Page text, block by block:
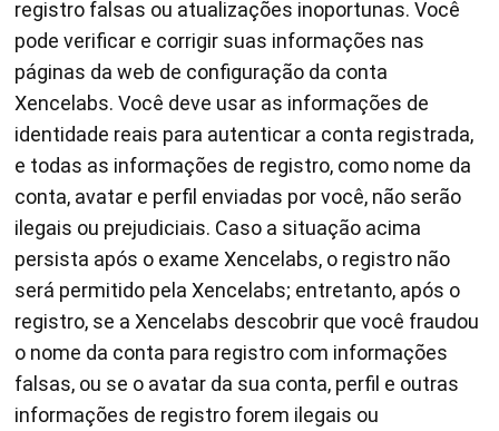
registro falsas ou atualizações inoportunas. Você
pode verificar e corrigir suas informações nas
páginas da web de configuração da conta
Xencelabs. Você deve usar as informações de
identidade reais para autenticar a conta registrada,
e todas as informações de registro, como nome da
conta, avatar e perfil enviadas por você, não serão
ilegais ou prejudiciais. Caso a situação acima
persista após o exame Xencelabs, o registro não
será permitido pela Xencelabs; entretanto, após o
registro, se a Xencelabs descobrir que você fraudou
o nome da conta para registro com informações
falsas, ou se o avatar da sua conta, perfil e outras
informações de registro forem ilegais ou